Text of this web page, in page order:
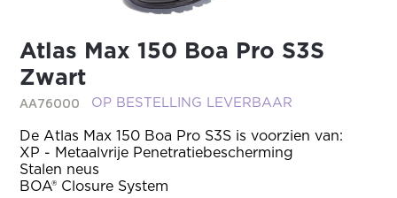
Atlas Max 150 Boa Pro S3S
Zwart
AA76000 OP BESTELLING LEVERBAAR
De Atlas Max 150 Boa Pro S3S is voorzien van:
XP - Metaalvrije Penetratiebescherming
Stalen neus
BOA® Closure System